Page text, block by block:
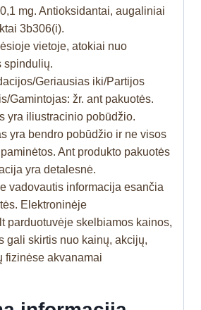
mg. Antioksidantai, augaliniai
3b306(i).
vietoje, atokiai nuo
spindulių.
Geriausias iki/Partijos
Gamintojas: žr. ant pakuotės.
yra iliustracinio pobūdžio.
yra bendro pobūdžio ir ne visos
Ant produkto pakuotės
yra detalesnė.
vadovautis informacija esančia
Elektroninėje
parduotuvėje skelbiamos kainos,
gali skirtis nuo kainų, akcijų,
fizinėse akvanamai